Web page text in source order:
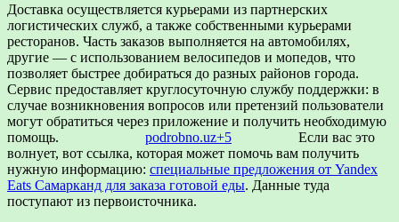
Доставка осуществляется курьерами из партнерских
логистических служб, а также собственными курьерами
ресторанов. Часть заказов выполняется на автомобилях,
другие — с использованием велосипедов и мопедов, что
позволяет быстрее добираться до разных районов города.
Сервис предоставляет круглосуточную службу поддержки: в
случае возникновения вопросов или претензий пользователи
могут обратиться через приложение и получить необходимую
помощь.
podrobno.uz+5
Если вас это
волнует, вот ссылка, которая может помочь вам получить
нужную информацию: специальные предложения от Yandex
Eats Самарканд для заказа готовой еды. Данные туда
поступают из первоисточника.